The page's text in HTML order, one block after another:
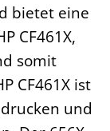
bietet eine
CF461X,
somit
CF461X ist
und